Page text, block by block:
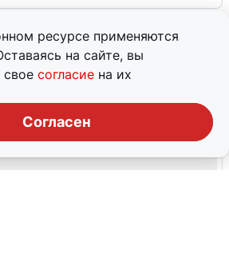
ресурсе применяются
на сайте, вы
свое согласие на их
Согласен